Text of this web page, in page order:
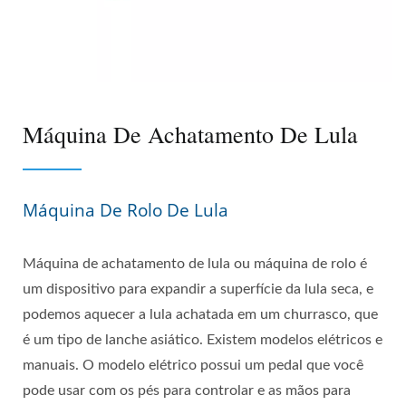
Máquina De Achatamento De Lula
Máquina De Rolo De Lula
Máquina de achatamento de lula ou máquina de rolo é
um dispositivo para expandir a superfície da lula seca, e
podemos aquecer a lula achatada em um churrasco, que
é um tipo de lanche asiático. Existem modelos elétricos e
manuais. O modelo elétrico possui um pedal que você
pode usar com os pés para controlar e as mãos para